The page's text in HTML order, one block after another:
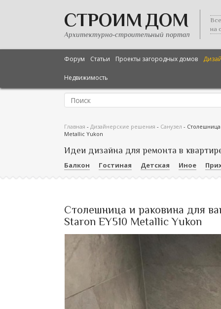
СТРОИМ ДОМ
Архитектурно-строительный портал
на
Форум Статьи Проекты загородных домов
Недвижимость
Главная - Дизайнерские решения - Санузел - Столешница
Metallic Yukon
Идеи дизайна для ремонта в
Балкон Гостиная Детская Иное
Столешница и раковина для
Staron EY510 Metallic Yukon